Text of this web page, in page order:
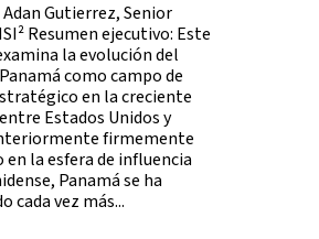
Adan Gutierrez, Senior
Resumen ejecutivo: Este
la evolución del
como campo de
en la creciente
Estados Unidos y
firmemente
en la esfera de influencia
Panamá se ha
cada vez más...